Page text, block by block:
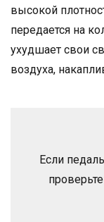
высокой
передается на
ухудшает свои
воздуха,
Если